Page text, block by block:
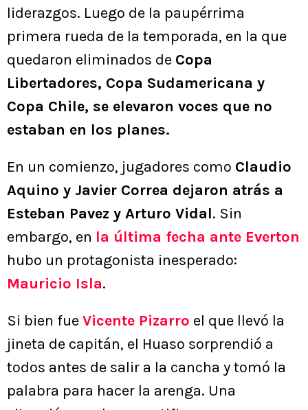
liderazgos. Luego de la paupérrima
primera rueda de la temporada, en la que
quedaron eliminados de Copa
Libertadores, Copa Sudamericana y
Copa Chile, se elevaron voces que no
estaban en los planes.
En un comienzo, jugadores como Claudio
Aquino y Javier Correa dejaron atrás a
Esteban Pavez y Arturo Vidal. Sin
embargo, en la última fecha ante Everton
hubo un protagonista inesperado:
Mauricio Isla.
Si bien fueVicente Pizarro el que llevó la
jineta de capitán, el Huaso sorprendió a
todos antes de salir a la cancha y tomó la
palabra para hacer la arenga. Una